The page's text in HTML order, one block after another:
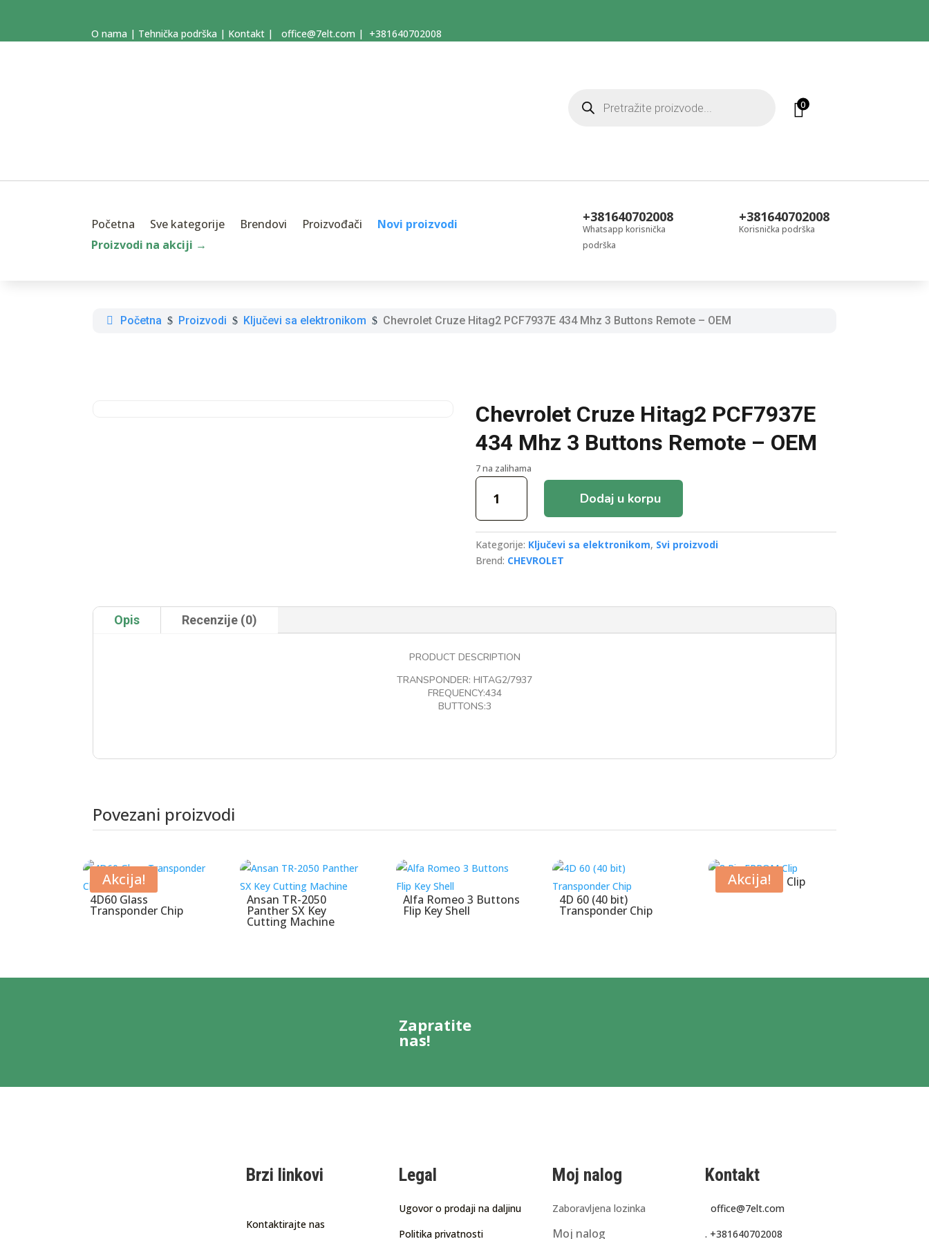
O nama | Tehnička podrška | Kontakt | office@7elt.com | +381640702008
search 0
Početna Sve kategorije Brendovi Proizvođači
Novi proizvodi
Proizvodi na akciji →
+381640702008
Whatsapp korisnička
podrška
+381640702008
Korisnička podrška
Početna $ Proizvodi $ Ključevi sa elektronikom $ Chevrolet Cruze Hitag2 PCF7937E 434 Mhz 3 Buttons Remote – OEM
Chevrolet Cruze Hitag2 PCF7937E
434 Mhz 3 Buttons Remote – OEM
7 na zalihama
Chevrolet
Cruze
Hitag2
PCF7937E
434
Mhz
Remote
količina
Dodaj u korpu
Kategorije: Ključevi sa elektronikom, Svi proizvodi
Brend: CHEVROLET
Opis Recenzije (0)
PRODUCT DESCRIPTION
TRANSPONDER: HITAG2/7937
FREQUENCY:434
BUTTONS:3
Povezani proizvodi
Akcija!
4D60 Glass
Transponder Chip
Ansan TR-2050
Panther SX Key
Cutting Machine
Alfa Romeo 3 Buttons
Flip Key Shell
4D 60 (40 bit)
Transponder Chip
Akcija!
8 Pin EPROM Clip
Zapratite
nas!
Brzi linkovi
Kontaktirajte nas
Legal
Ugovor o prodaji na daljinu
Politika privatnosti
Moj nalog
Zaboravljena lozinka
Moj nalog
Kontakt
office@7elt.com
. +381640702008